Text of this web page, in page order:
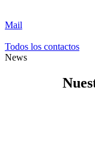
Mail
Todos los contactos
News